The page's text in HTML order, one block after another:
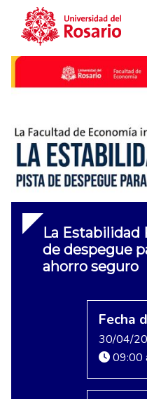
Skip to main content
La Estabilidad
de despegue
ahorro seguro
Fecha
30/04/
09:00